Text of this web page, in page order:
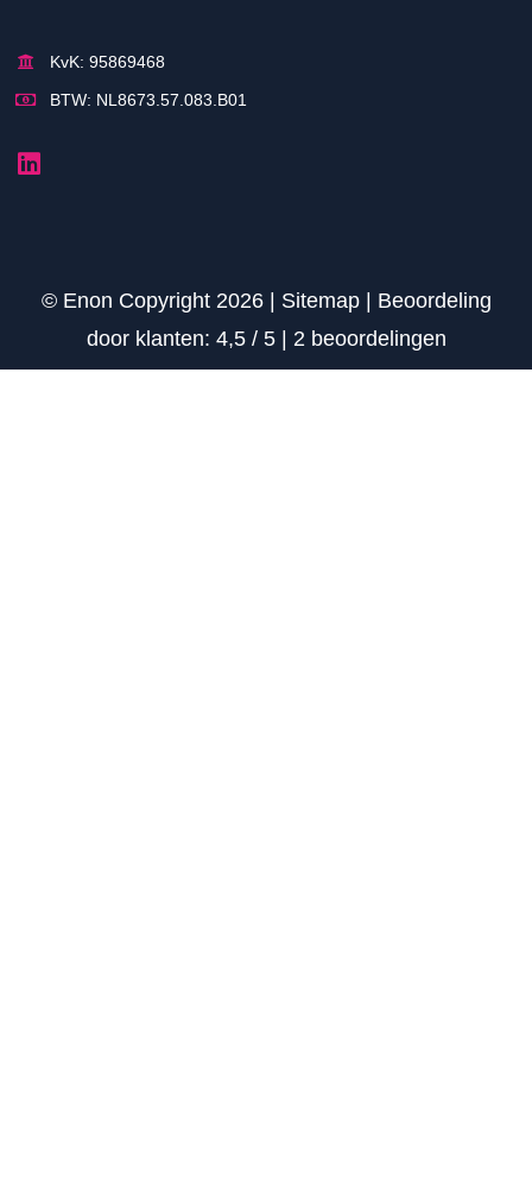
KvK: 95869468
BTW: NL8673.57.083.B01
© Enon Copyright 2026 | Sitemap| Beoordeling
door klanten: 4,5/ 5| 2 beoordelingen